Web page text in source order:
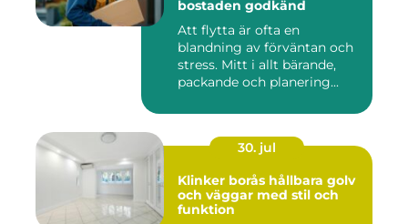
bostaden godkänd
Att flytta är ofta en
blandning av förväntan och
stress. Mitt i allt bärande,
packande och planering...
30. jul
Klinker borås hållbara golv
och väggar med stil och
funktion